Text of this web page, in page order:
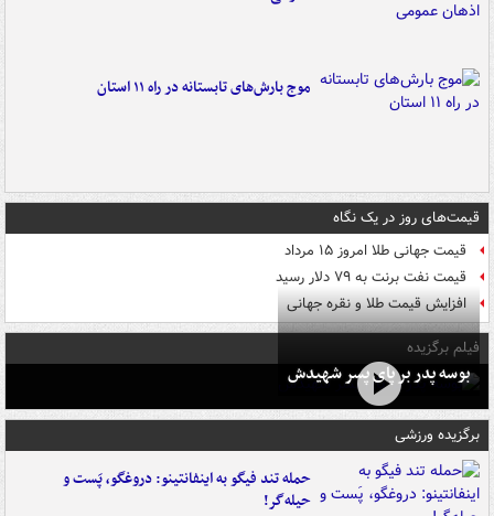
موج بارش‌های تابستانه در راه ۱۱ استان
قیمت‌های روز در یک نگاه
قیمت جهانی طلا امروز ۱۵ مرداد
قیمت نفت برنت به ۷۹ دلار رسید
افزایش قیمت طلا و نقره جهانی
فیلم برگزیده
بوسه‌ پدر بر پای پسر شهیدش
برگزیده ورزشی
حمله تند فیگو به اینفانتینو: دروغگو، پَست‌ و
حیله‌گر!